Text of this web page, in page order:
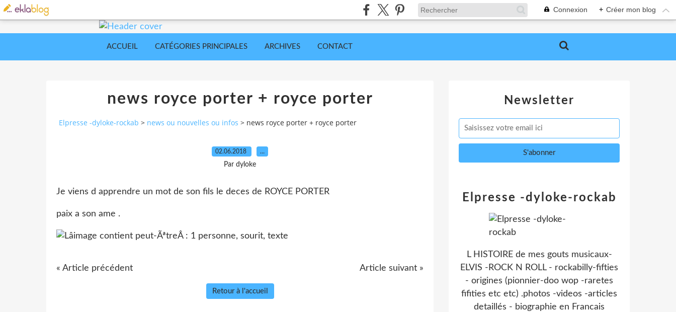
Connexion + Créer mon blog
ACCUEIL CATÉGORIES PRINCIPALES ARCHIVES CONTACT
news royce porter + royce porter
Elpresse -dyloke-rockab > news ou nouvelles ou infos > news royce porter + royce porter
02.06.2018 …
Par dyloke
Je viens d apprendre un mot de son fils le deces de ROYCE PORTER
paix a son ame .
« Article précédent Article suivant »
Retour à l'accueil
Newsletter
Elpresse -dyloke-rockab
L HISTOIRE de mes gouts musicaux-
ELVIS -ROCK N ROLL - rockabilly-fifties
- origines (pionnier-doo wop -raretes
fifities etc etc) .photos -videos -articles
detaillés - biographie en Francais